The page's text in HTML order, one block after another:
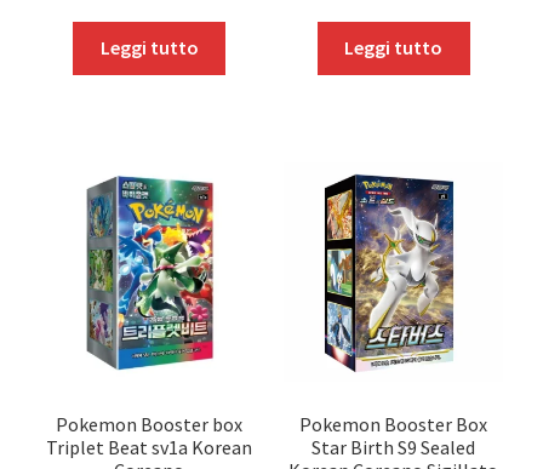
Leggi tutto Leggi tutto
Pokemon Booster box
Triplet Beat sv1a Korean
Pokemon Booster Box
Star Birth S9 Sealed